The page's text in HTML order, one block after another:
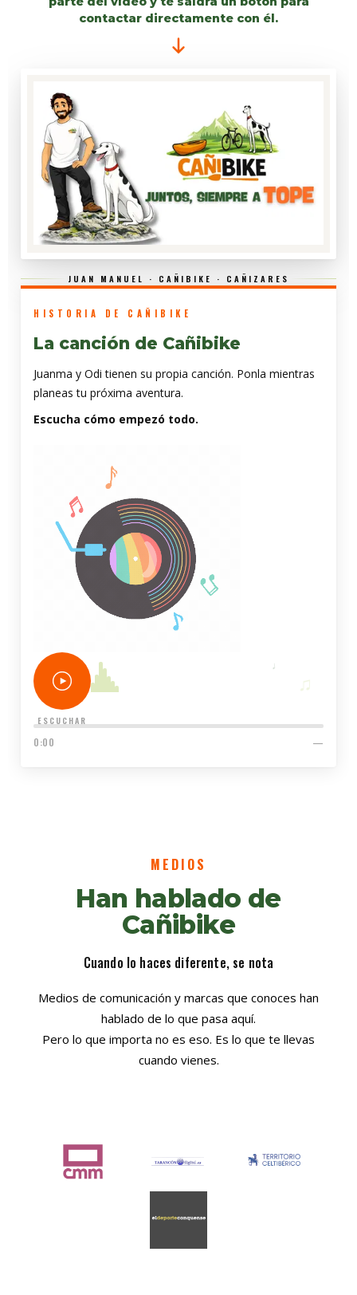
contactar directamente con él.
JUAN MANUEL · CAÑIBIKE · CAÑIZARES
♬
HISTORIA DE CAÑIBIKE
La canción de Cañibike
Juanma y Odi tienen su propia canción. Ponla mientras
planeas tu próxima aventura.
Escucha cómo empezó todo.
ESCUCHAR
0:00 —
MEDIOS
Han hablado de
Cañibike
Cuando lo haces diferente, se nota
Medios de comunicación y marcas que conoces han
hablado de lo que pasa aquí.
Pero lo que importa no es eso. Es lo que te llevas
cuando vienes.